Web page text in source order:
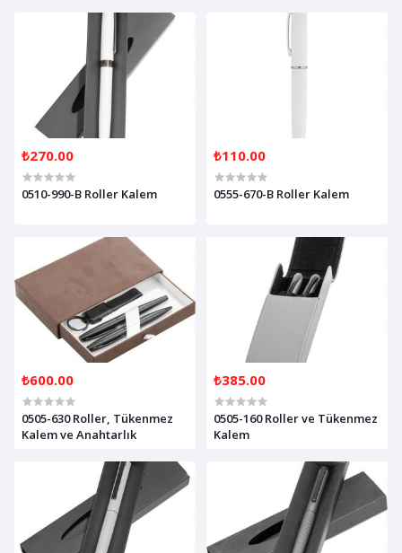
₺270.00
0510-990-B Roller Kalem
₺110.00
0555-670-B Roller Kalem
₺600.00
0505-630 Roller, Tükenmez
Kalem ve Anahtarlık
₺385.00
0505-160 Roller ve Tükenmez
Kalem